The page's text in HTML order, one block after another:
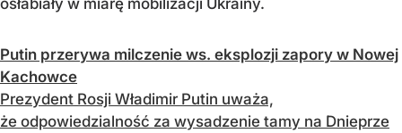
Putin przerywa milczenie ws. eksplozji zapory w Nowej
Kachowce
Prezydent Rosji Władimir Putin uważa,
że odpowiedzialność za wysadzenie tamy na Dnieprze